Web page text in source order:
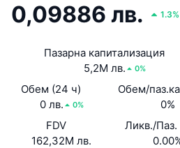
0,09886 лв. 1.3%
Пазарна капитализация
5,2M лв.
0%
Обем (24 ч)
0 лв.
0%
Обем/
0%
FDV
162,32M лв.
Ликв./Паз.